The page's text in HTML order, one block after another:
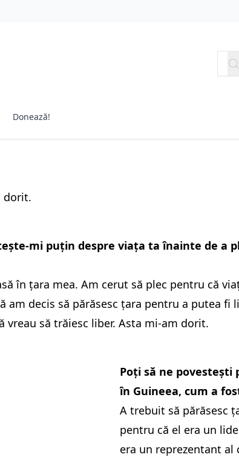
Caută
Donează!
dorit.
mi puțin despre viața ta înainte de a
în țara mea. Am cerut să plec pentru că
am decis să părăsesc țara pentru a putea fi
vreau să trăiesc liber. Asta mi-am dorit.
Poți să ne povestești
în Guineea, cum a
A trebuit să părăsesc
pentru că el era un
era un reprezentant